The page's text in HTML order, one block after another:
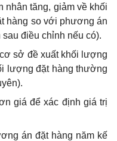
nhân tăng, giảm về khối
hàng so với phương án
điều chỉnh nếu có).
sở đề xuất khối lượng
lượng đặt hàng thường
giá để xác định giá trị
án đặt hàng năm kế